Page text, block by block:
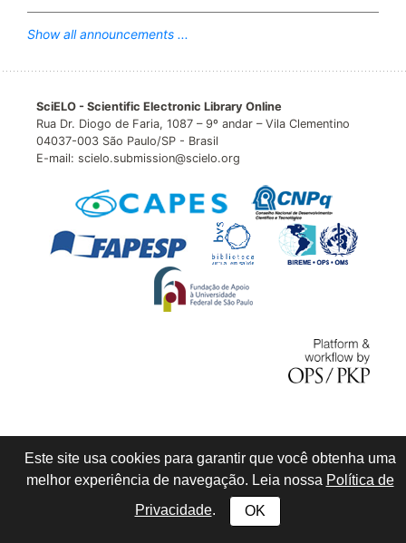
Show all announcements ...
SciELO - Scientific Electronic Library Online
Rua Dr. Diogo de Faria, 1087 – 9º andar – Vila Clementino
04037-003 São Paulo/SP - Brasil
E-mail: scielo.submission@scielo.org
Este site usa cookies para garantir que você obtenha uma
melhor experiência de navegação. Leia nossa Política de
Privacidade. OK